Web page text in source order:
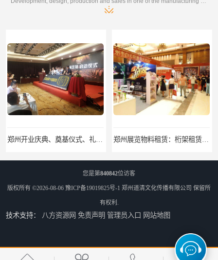
郑州开业庆典、奠基仪式、礼仪庆典、活动策划执行 郑州展览物料租赁：桁架租赁，标准摊位租赁，舞台气球拱门租赁
您是第840842位访客
版权所有 ©2026-08-06 豫ICP备19019825号-1 郑州道清文化传播有限公司 保留所
有权利.
技术支持： 八方资源网 免责声明 管理员入口 网站地图